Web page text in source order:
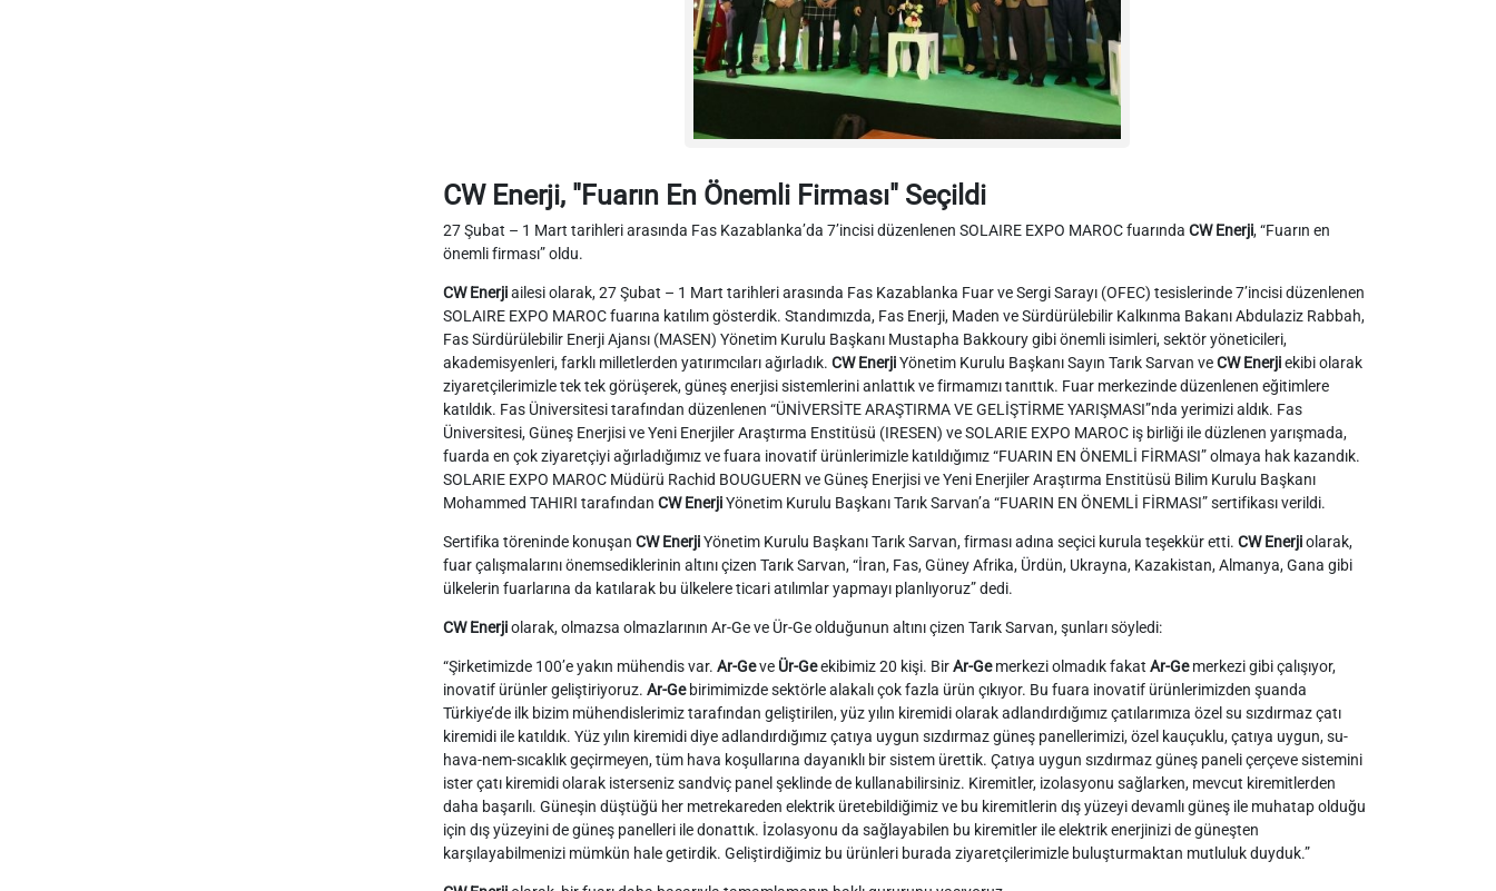
CW Enerji, "Fuarın En Önemli Firması" Seçildi
27 Şubat – 1 Mart tarihleri arasında Fas Kazablanka’da 7’incisi düzenlenen SOLAIRE EXPO MAROC fuarında CW Enerji, “Fuarın en
önemli firması” oldu.
CW Enerjiailesi olarak, 27 Şubat – 1 Mart tarihleri arasında Fas Kazablanka Fuar ve Sergi Sarayı (OFEC) tesislerinde 7’incisi düzenlenen
SOLAIRE EXPO MAROC fuarına katılım gösterdik. Standımızda, Fas Enerji, Maden ve Sürdürülebilir Kalkınma Bakanı Abdulaziz Rabbah,
Fas Sürdürülebilir Enerji Ajansı (MASEN) Yönetim Kurulu Başkanı Mustapha Bakkoury gibi önemli isimleri, sektör yöneticileri,
akademisyenleri, farklı milletlerden yatırımcıları ağırladık. CW EnerjiYönetim Kurulu Başkanı Sayın Tarık Sarvan veCW Enerjiekibi olarak
ziyaretçilerimizle tek tek görüşerek, güneş enerjisi sistemlerini anlattık ve firmamızı tanıttık. Fuar merkezinde düzenlenen eğitimlere
katıldık. Fas Üniversitesi tarafından düzenlenen “ÜNİVERSİTE ARAŞTIRMA VE GELİŞTİRME YARIŞMASI”nda yerimizi aldık. Fas
Üniversitesi, Güneş Enerjisi ve Yeni Enerjiler Araştırma Enstitüsü (IRESEN) ve SOLARIE EXPO MAROC iş birliği ile düzlenen yarışmada,
fuarda en çok ziyaretçiyi ağırladığımız ve fuara inovatif ürünlerimizle katıldığımız “FUARIN EN ÖNEMLİ FİRMASI” olmaya hak kazandık.
SOLARIE EXPO MAROC Müdürü Rachid BOUGUERN ve Güneş Enerjisi ve Yeni Enerjiler Araştırma Enstitüsü Bilim Kurulu Başkanı
Mohammed TAHIRI tarafından CW EnerjiYönetim Kurulu Başkanı Tarık Sarvan’a “FUARIN EN ÖNEMLİ FİRMASI” sertifikası verildi.
Sertifika töreninde konuşan CW EnerjiYönetim Kurulu Başkanı Tarık Sarvan, firması adına seçici kurula teşekkür etti. CW Enerjiolarak,
fuar çalışmalarını önemsediklerinin altını çizen Tarık Sarvan, “İran, Fas, Güney Afrika, Ürdün, Ukrayna, Kazakistan, Almanya, Gana gibi
ülkelerin fuarlarına da katılarak bu ülkelere ticari atılımlar yapmayı planlıyoruz” dedi.
CW Enerjiolarak, olmazsa olmazlarının Ar-Ge ve Ür-Ge olduğunun altını çizen Tarık Sarvan, şunları söyledi:
“Şirketimizde 100’e yakın mühendis var. Ar-Geve Ür-Geekibimiz 20 kişi. BirAr-Gemerkezi olmadık fakat Ar-Gemerkezi gibi çalışıyor,
inovatif ürünler geliştiriyoruz. Ar-Gebirimimizde sektörle alakalı çok fazla ürün çıkıyor. Bu fuara inovatif ürünlerimizden şuanda
Türkiye’de ilk bizim mühendislerimiz tarafından geliştirilen, yüz yılın kiremidi olarak adlandırdığımız çatılarımıza özel su sızdırmaz çatı
kiremidi ile katıldık. Yüz yılın kiremidi diye adlandırdığımız çatıya uygun sızdırmaz güneş panellerimizi, özel kauçuklu, çatıya uygun, su-
hava-nem-sıcaklık geçirmeyen, tüm hava koşullarına dayanıklı bir sistem ürettik. Çatıya uygun sızdırmaz güneş paneli çerçeve sistemini
ister çatı kiremidi olarak isterseniz sandviç panel şeklinde de kullanabilirsiniz. Kiremitler, izolasyonu sağlarken, mevcut kiremitlerden
daha başarılı. Güneşin düştüğü her metrekareden elektrik üretebildiğimiz ve bu kiremitlerin dış yüzeyi devamlı güneş ile muhatap olduğu
için dış yüzeyini de güneş panelleri ile donattık. İzolasyonu da sağlayabilen bu kiremitler ile elektrik enerjinizi de güneşten
karşılayabilmenizi mümkün hale getirdik. Geliştirdiğimiz bu ürünleri burada ziyaretçilerimizle buluşturmaktan mutluluk duyduk.”